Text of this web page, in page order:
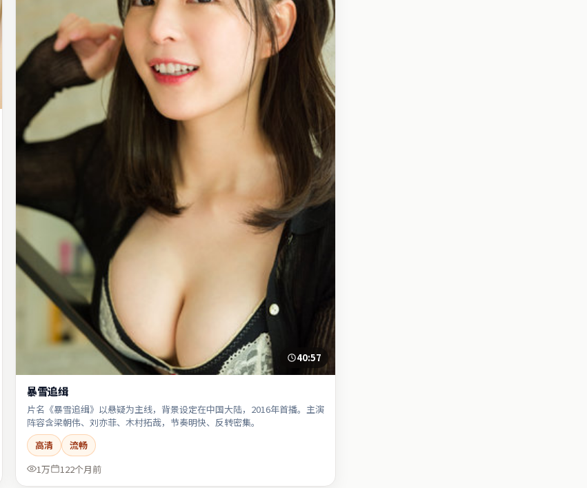
40:57
暴雪追缉
片名《暴雪追缉》以悬疑为主线，背景设定在中国大陆，2016年首播。主演
阵容含梁朝伟、刘亦菲、木村拓哉，节奏明快、反转密集。
高清
流畅
1万
122个月前